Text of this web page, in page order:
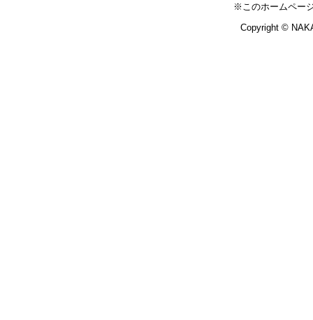
※このホームペー
Copyright ©